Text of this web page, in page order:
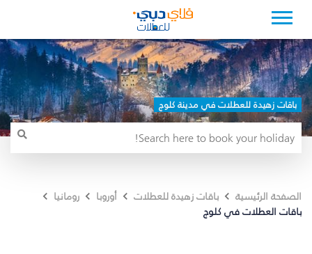
باقات زهيدة للعطلات في مدينة كلوج
الصفحة الرئيسية باقات زهيدة للعطلات أوروبا
رومانيا
باقات العطلات في كلوج